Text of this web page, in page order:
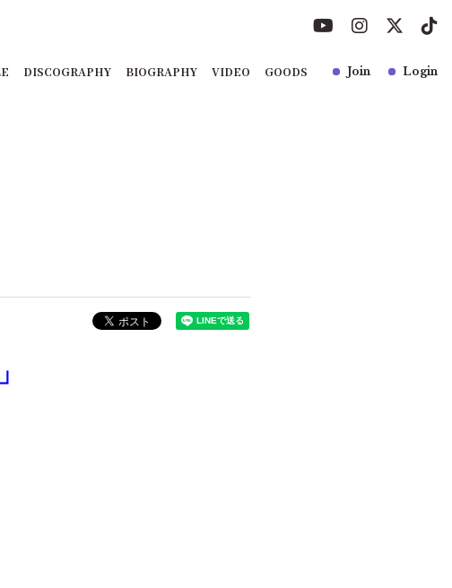
DISCOGRAPHY BIOGRAPHY VIDEO GOODS Join Login